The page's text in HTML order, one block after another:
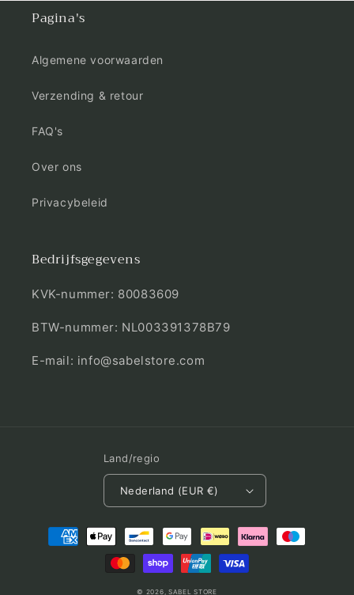
Pagina's
Algemene voorwaarden
Verzending & retour
FAQ's
Over ons
Privacybeleid
Bedrijfsgegevens
KVK-nummer: 80083609
BTW-nummer: NL003391378B79
E-mail: info@sabelstore.com
Land/regio
Nederland (EUR €)
Betaalmethoden
© 2026, SABEL STORE